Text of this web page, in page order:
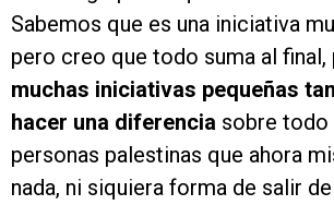
Sabemos que es una iniciativa
pero creo que todo suma al final,
muchas iniciativas pequeñas
hacer una diferencia sobre todo
personas palestinas que ahora
nada, ni siquiera forma de salir